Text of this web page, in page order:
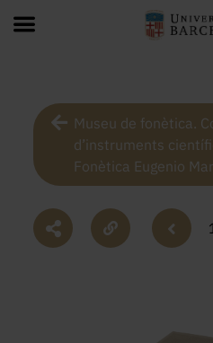
Museu de fonètica.
d’instruments
Fonètica Eugenio